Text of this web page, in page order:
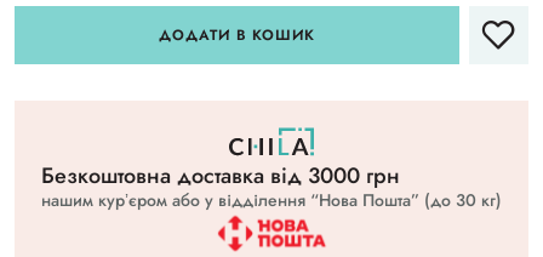
ДОДАТИ В КОШИК
Безкоштовна доставка вiд 3000 грн
нашим курʼєром або у відділення “Нова Пошта” (до 30 кг)